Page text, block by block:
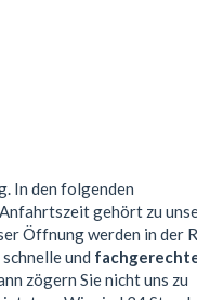
In den folgenden
gehört zu
Öffnung werden in der
und
zögern Sie nicht uns zu